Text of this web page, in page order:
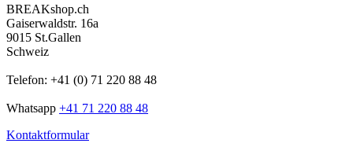
BREAKshop.ch
Gaiserwaldstr. 16a
9015 St.Gallen
Schweiz
Telefon: +41 (0) 71 220 88 48
Whatsapp +41 71 220 88 48
Kontaktformular